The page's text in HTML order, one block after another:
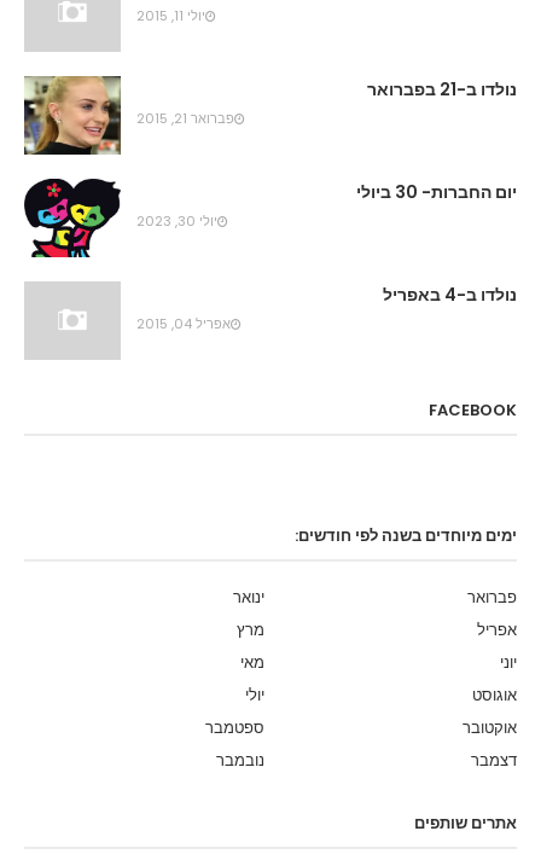
יולי 11, 2015
נולדו ב-21 בפברואר
פברואר 21, 2015
יום החברות- 30 ביולי
יולי 30, 2023
נולדו ב-4 באפריל
אפריל 04, 2015
FACEBOOK
ימים מיוחדים בשנה לפי חודשים:
ינואר
פברואר
מרץ
אפריל
מאי
יוני
יולי
אוגוסט
ספטמבר
אוקטובר
נובמבר
דצמבר
אתרים שותפים